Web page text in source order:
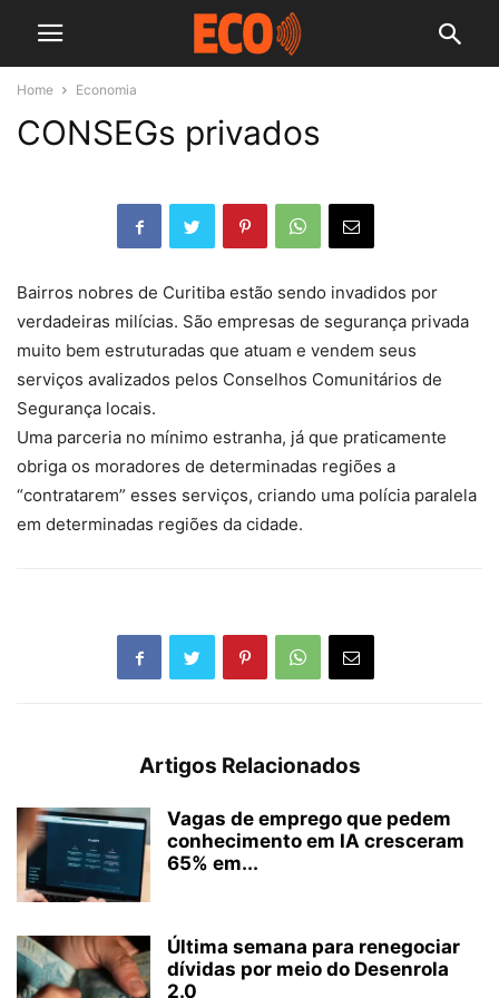
Home Economia
CONSEGs privados
Bairros nobres de Curitiba estão sendo invadidos por
verdadeiras milícias. São empresas de segurança privada
muito bem estruturadas que atuam e vendem seus
serviços avalizados pelos Conselhos Comunitários de
Segurança locais.
Uma parceria no mínimo estranha, já que praticamente
obriga os moradores de determinadas regiões a
“contratarem” esses serviços, criando uma polícia paralela
em determinadas regiões da cidade.
Artigos Relacionados
Vagas de emprego que pedem
conhecimento em IA cresceram
65% em...
Última semana para renegociar
dívidas por meio do Desenrola
2.0